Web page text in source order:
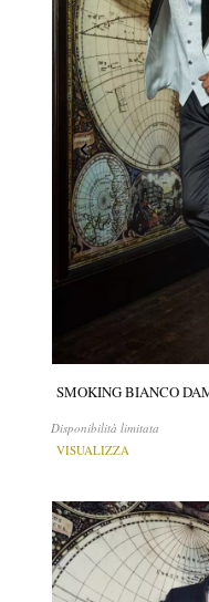
SMOKING BIANCO
Disponibilità limitata
VISUALIZZA